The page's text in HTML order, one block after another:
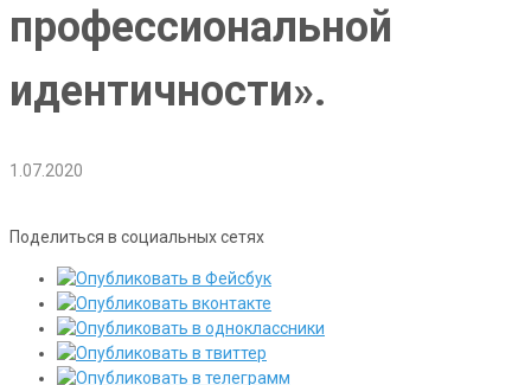
профессиональной
идентичности».
1.07.2020
Поделиться в социальных сетях